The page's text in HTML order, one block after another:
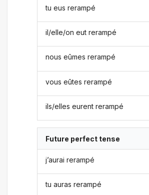
tu eus rerampé
il/elle/on eut rerampé
nous eûmes rerampé
vous eûtes rerampé
ils/elles eurent rerampé
Future perfect tense
j’aurai rerampé
tu auras rerampé